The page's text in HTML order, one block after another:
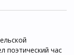
поэтический час